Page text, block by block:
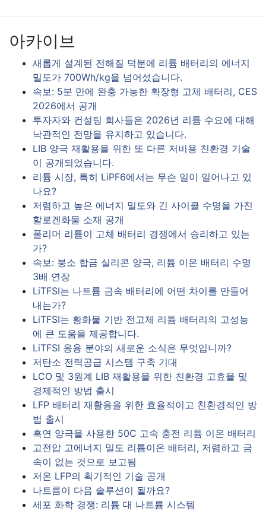
아카이브
새롭게 설계된 전해질 덕분에 리튬 배터리의 에너지
밀도가 700Wh/kg을 넘어섰습니다.
속보: 5분 만에 완충 가능한 확장형 고체 배터리, CES
2026에서 공개
투자자와 컨설팅 회사들은 2026년 리튬 수요에 대해
낙관적인 전망을 유지하고 있습니다.
LIB 양극 재활용을 위한 또 다른 저비용 친환경 기술
이 공개되었습니다.
리튬 시장, 특히 LiPF6에서는 무슨 일이 일어나고 있
나요?
저렴하고 높은 에너지 밀도와 긴 사이클 수명을 가진
할로겐화물 소재 공개
폴리머 리튬이 고체 배터리 경쟁에서 승리하고 있는
가?
속보: 붕소 합금 실리콘 양극, 리튬 이온 배터리 수명
3배 연장
LiTFSI는 나트륨 금속 배터리에 어떤 차이를 만들어
내는가?
LiTFSI는 황화물 기반 전고체 리튬 배터리의 고성능
에 큰 도움을 제공합니다.
LiTFSI 응용 분야의 새로운 소식은 무엇입니까?
저탄소 전력공급 시스템 구축 기대
LCO 및 3원계 LIB 재활용을 위한 친환경 고효율 및
경제적인 방법 출시
LFP 배터리 재활용을 위한 효율적이고 친환경적인 방
법 출시
흑연 양극을 사용한 50C 고속 충전 리튬 이온 배터리
고전압 고에너지 밀도 리튬이온 배터리, 저렴하고 금
속이 없는 것으로 보고됨
저온 LFP의 획기적인 기술 공개
나트륨이 다음 솔루션이 될까요?
세포 화학 경쟁: 리튬 대 나트륨 시스템